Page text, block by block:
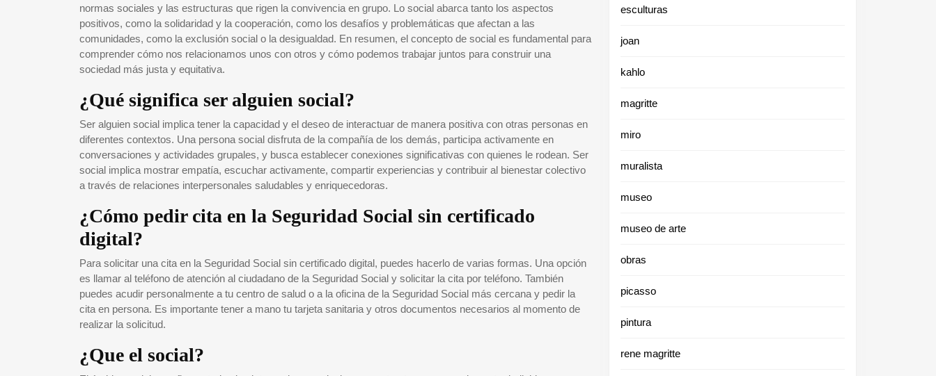
normas sociales y las estructuras que rigen la convivencia en grupo. Lo social abarca tanto los aspectos
positivos, como la solidaridad y la cooperación, como los desafíos y problemáticas que afectan a las
comunidades, como la exclusión social o la desigualdad. En resumen, el concepto de social es fundamental para
comprender cómo nos relacionamos unos con otros y cómo podemos trabajar juntos para construir una
sociedad más justa y equitativa.
¿Qué significa ser alguien social?
Ser alguien social implica tener la capacidad y el deseo de interactuar de manera positiva con otras personas en
diferentes contextos. Una persona social disfruta de la compañía de los demás, participa activamente en
conversaciones y actividades grupales, y busca establecer conexiones significativas con quienes le rodean. Ser
social implica mostrar empatía, escuchar activamente, compartir experiencias y contribuir al bienestar colectivo
a través de relaciones interpersonales saludables y enriquecedoras.
¿Cómo pedir cita en la Seguridad Social sin certificado
digital?
Para solicitar una cita en la Seguridad Social sin certificado digital, puedes hacerlo de varias formas. Una opción
es llamar al teléfono de atención al ciudadano de la Seguridad Social y solicitar la cita por teléfono. También
puedes acudir personalmente a tu centro de salud o a la oficina de la Seguridad Social más cercana y pedir la
cita en persona. Es importante tener a mano tu tarjeta sanitaria y otros documentos necesarios al momento de
realizar la solicitud.
¿Que el social?
esculturas
joan
kahlo
magritte
miro
muralista
museo
museo de arte
obras
picasso
pintura
rene magritte